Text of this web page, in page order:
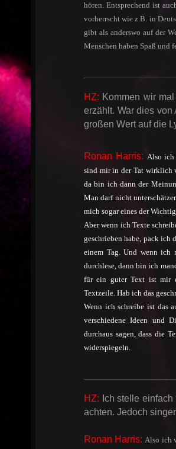
hören. Entsprechend ist
vorherrscht wie z.B. in
gibt als anderswo auf der
Menschen haben Spaß und
HZ: Kommen wir
erzählt. War dies
großen Wert auf die
Ronan Harris: Also ich
sind mir in der Tat wirklich
da bin ich dann der
Man darf nicht
mich sogar eines der
Aber wenn ich Texte
geschrieben habe, pack ich
einem Tag. Und wenn ich
durchlese, dann bin ich
für ein guter Text ist mir
Textzeile. Hab ich das
Wenn ich schreibe ist das
verschiedene Ideen und
durchaus sagen, dass die
widerspiegeln.
HZ: Ich stelle
achten. Jedoch
Ronan Harris: Also ich